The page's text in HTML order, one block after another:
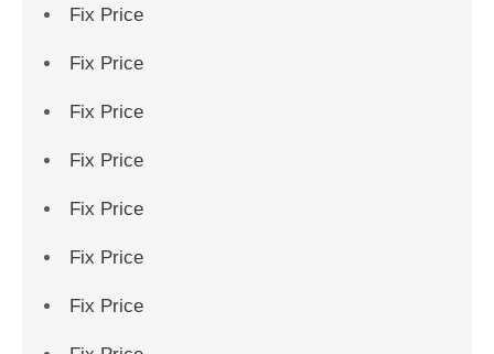
Fix Price
Fix Price
Fix Price
Fix Price
Fix Price
Fix Price
Fix Price